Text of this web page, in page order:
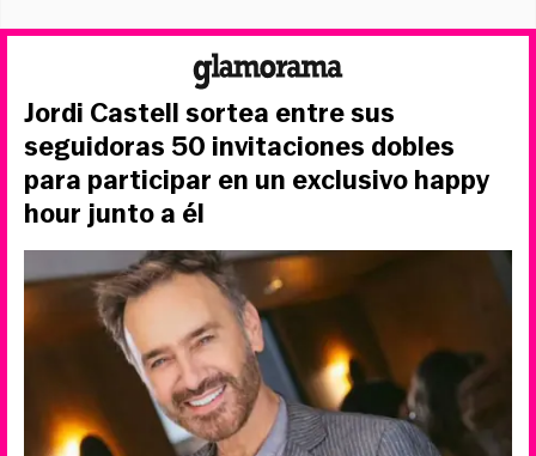
Jordi Castell sortea entre sus
seguidoras 50 invitaciones dobles
para participar en un exclusivo happy
hour junto a él